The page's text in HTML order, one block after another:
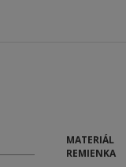
MATERIÁL
REMIENKA